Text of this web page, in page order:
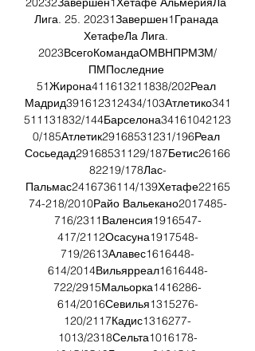
Лига. 25. 20231Завершен1Гранада
ХетафеЛа Лига.
2023ВсегоКомандаОМВНПРМЗМ/
ПМПоследние
51Жирона411613211838/202Реал
Мадрид391612312434/103Атлетико341
511131832/144Барселона34161042123
0/185Атлетик29168531231/196Реал
Сосьедад29168531129/187Бетис26166
82219/178Лас-
Пальмас2416736114/139Хетафе22165
74-218/2010Райо Вальекано2017485-
716/2311Валенсия1916547-
417/2112Осасуна1917548-
719/2613Алавес1616448-
614/2014Вильярреал1616448-
722/2915Мальорка1416286-
614/2016Севилья1315276-
120/2117Кадис1316277-
1013/2318Сельта1016178-